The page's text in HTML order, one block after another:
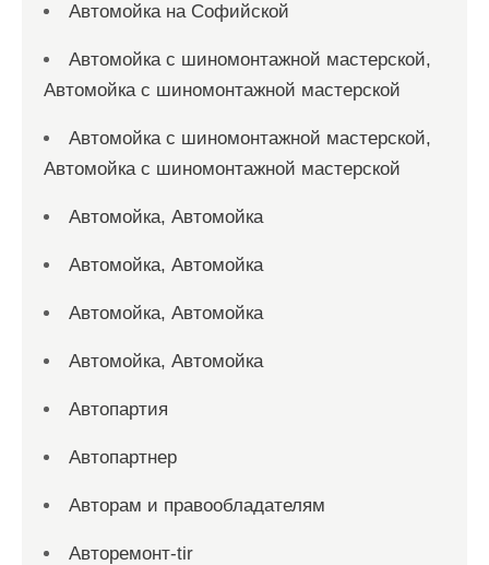
Автомойка на Софийской
Автомойка с шиномонтажной мастерской,
Автомойка с шиномонтажной мастерской
Автомойка с шиномонтажной мастерской,
Автомойка с шиномонтажной мастерской
Автомойка, Автомойка
Автомойка, Автомойка
Автомойка, Автомойка
Автомойка, Автомойка
Автопартия
Автопартнер
Авторам и правообладателям
Авторемонт-tir